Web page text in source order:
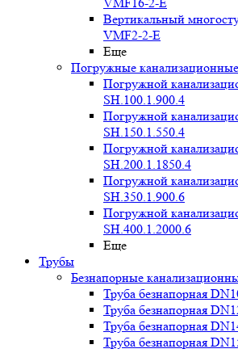
Вертикальный
VMF2-2-E
Еще
Погружные
Погружной
SH.100.1.900.4
Погружной
SH.150.1.550.4
Погружной
SH.200.1.1850.4
Погружной
SH.350.1.900.6
Погружной
SH.400.1.2000.6
Еще
Трубы
Безнапорные
Труба безнапорная
Труба безнапорная
Труба безнапорная
Труба безнапорная